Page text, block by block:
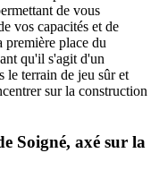
de vous
vos capacités et de
place du
qu'il s'agit d'un
le terrain de jeu sûr et
sur la construction
Soigné, axé sur la